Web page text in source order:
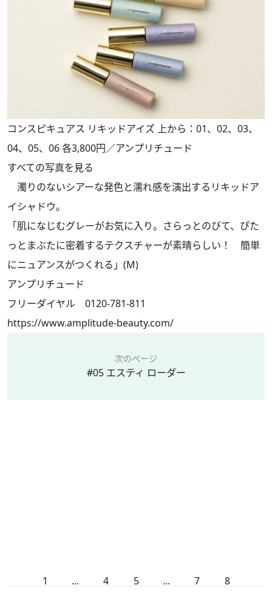
コンスピキュアス リキッドアイズ 上から：01、02、03、
04、05、06 各3,800円／アンプリチュード
すべての写真を見る
濁りのないシアーな発色と濡れ感を演出するリキッドア
イシャドウ。
「肌になじむグレーがお気に入り。さらっとのびて、ぴた
っとまぶたに密着するテクスチャーが素晴らしい！ 簡単
にニュアンスがつくれる」(M)
アンプリチュード
フリーダイヤル 0120-781-811
https://www.amplitude-beauty.com/
次のページ
#05 エスティ ローダー
1 ... 4 5 ... 7 8